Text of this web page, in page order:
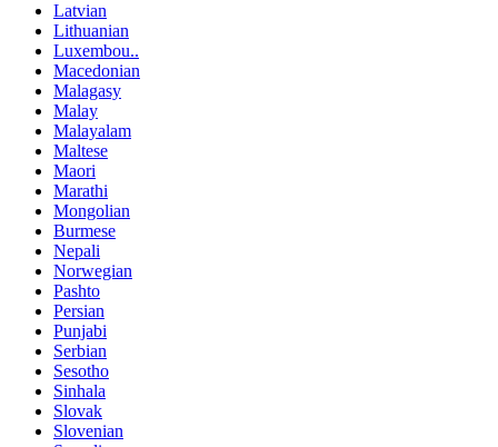
Latvian
Lithuanian
Luxembou..
Macedonian
Malagasy
Malay
Malayalam
Maltese
Maori
Marathi
Mongolian
Burmese
Nepali
Norwegian
Pashto
Persian
Punjabi
Serbian
Sesotho
Sinhala
Slovak
Slovenian